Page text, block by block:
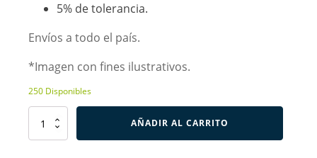
5% de tolerancia.
Envíos a todo el país.
*Imagen con fines ilustrativos.
250 Disponibles
Resistencia
AÑADIR AL CARRITO